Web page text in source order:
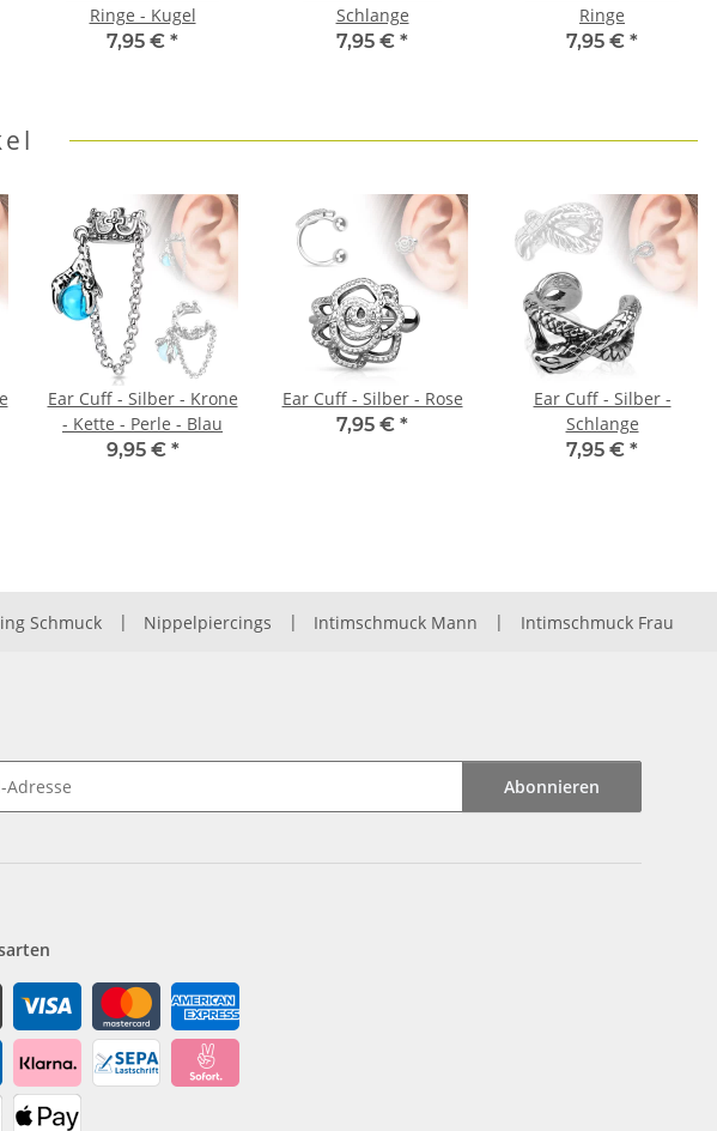
Ringe - Kugel
7,95 € *
Schlange
7,95 € *
Ringe
7,95 € *
Ear Cuff - Silber - Krone
- Kette - Perle - Blau
9,95 € *
Ear Cuff - Silber - Rose
7,95 € *
Ear Cuff - Silber -
Schlange
7,95 € *
Schmuck | Nippelpiercings | Intimschmuck Mann | Intimschmuck Frau
Abonnieren